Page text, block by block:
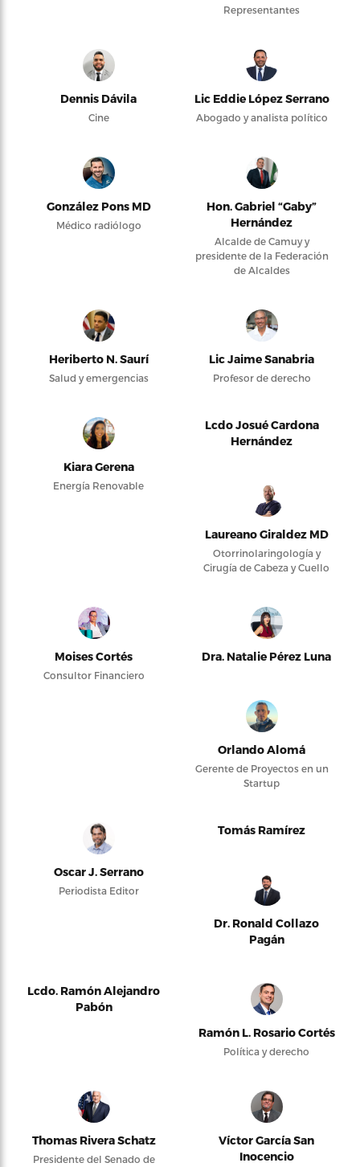
Representantes
Dennis Dávila
Cine
Lic Eddie López Serrano
Abogado y analista político
González Pons MD
Médico radiólogo
Hon. Gabriel “Gaby”
Hernández
Alcalde de Camuy y
presidente de la Federación
de Alcaldes
Heriberto N. Saurí
Salud y emergencias
Lic Jaime Sanabria
Profesor de derecho
Kiara Gerena
Energía Renovable
Lcdo Josué Cardona
Hernández
Laureano Giraldez MD
Otorrinolaringología y
Cirugía de Cabeza y Cuello
Moises Cortés
Consultor Financiero
Dra. Natalie Pérez Luna
Orlando Alomá
Gerente de Proyectos en un
Startup
Oscar J. Serrano
Periodista Editor
Tomás Ramírez
Dr. Ronald Collazo
Pagán
Lcdo. Ramón Alejandro
Pabón
Ramón L. Rosario Cortés
Política y derecho
Thomas Rivera Schatz
Presidente del Senado de
Víctor García San
Inocencio